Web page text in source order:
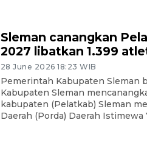
Sleman canangkan
2027 libatkan 1.399
28 June 2026 18:23 WIB
Pemerintah Kabupaten Sleman
Kabupaten Sleman
kabupaten (Pelatkab) Sleman
Daerah (Porda) Daerah Istimewa
Pameran seni
seniman
03 August 2026